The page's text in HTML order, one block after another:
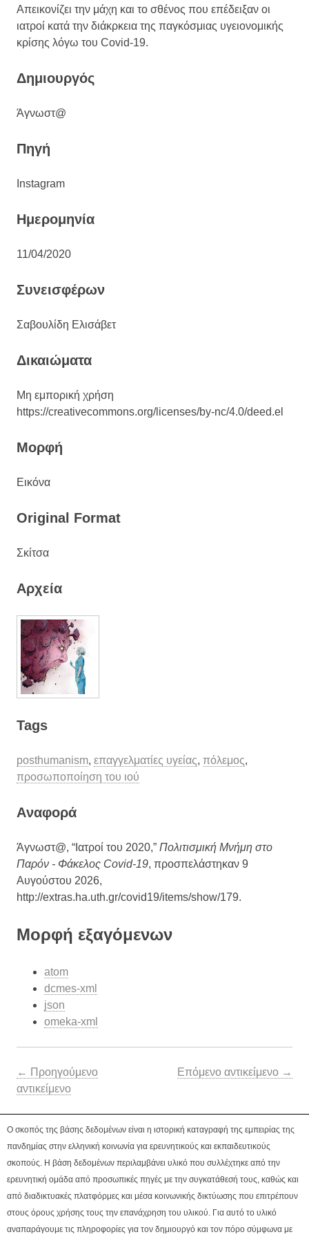
Απεικονίζει την μάχη και το σθένος που επέδειξαν οι
ιατροί κατά την διάκρκεια της παγκόσμιας υγειονομικής
κρίσης λόγω του Covid-19.
Δημιουργός
Άγνωστ@
Πηγή
Instagram
Ημερομηνία
11/04/2020
Συνεισφέρων
Σαβουλίδη Ελισάβετ
Δικαιώματα
Μη εμπορική χρήση
https://creativecommons.org/licenses/by-nc/4.0/deed.el
Μορφή
Εικόνα
Original Format
Σκίτσα
Αρχεία
Tags
posthumanism, επαγγελματίες υγείας, πόλεμος,
προσωποποίηση του ιού
Aναφορά
Άγνωστ@, “Ιατροί του 2020,” Πολιτισμική Μνήμη στο
Παρόν - Φάκελος Covid-19, προσπελάστηκαν 9
Αυγούστου 2026,
http://extras.ha.uth.gr/covid19/items/show/179.
Μορφή εξαγόμενων
atom
dcmes-xml
json
omeka-xml
← Προηγούμενο
αντικείμενο
Επόμενο αντικείμενο →
Ο σκοπός της βάσης δεδομένων είναι η ιστορική καταγραφή της εμπειρίας της
πανδημίας στην ελληνική κοινωνία για ερευνητικούς και εκπαιδευτικούς
σκοπούς. Η βάση δεδομένων περιλαμβάνει υλικό που συλλέχτηκε από την
ερευνητική ομάδα από προσωπικές πηγές με την συγκατάθεσή τους, καθώς και
από διαδικτυακές πλατφόρμες και μέσα κοινωνικής δικτύωσης που επιτρέπουν
στους όρους χρήσης τους την επανάχρηση του υλικού. Για αυτό το υλικό
αναπαράγουμε τις πληροφορίες για τον δημιουργό και τον πόρο σύμφωνα με